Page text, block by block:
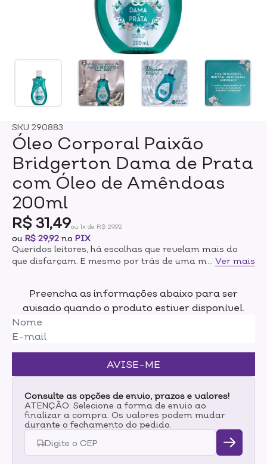
SKU 290883
Óleo Corporal Paixão
Bridgerton Dama de Prata
com Óleo de Amêndoas
200ml
R$ 31,49ou 1x de R$ 29,92
ou R$ 29,92 no PIX
Queridos leitores, há escolhas que revelam mais do
que disfarçam. E mesmo por trás de uma máscara,
por até 24h e possui perfumação prolongada.Conta
com uma fragrância oriental amadeirada gourmand
que explora tendências da perfumaria fina,
combinando a elegância da Flor de Íris com o toque
uma sensação suave.Além disso, todos os produtos
Paixão são aprovados pelo programa Leaping Bunny
da Cruelty Free International, padrão ouro
globalmente reconhecido para produtos livre de
crueldade animal.
Ver mais
Preencha as informações abaixo para ser
avisado quando o produto estiver disponível.
AVISE-ME
Consulte as opções de envio, prazos e valores!
ATENÇÃO: Selecione a forma de envio ao
finalizar a compra. Os valores podem mudar
durante o fechamento do pedido.